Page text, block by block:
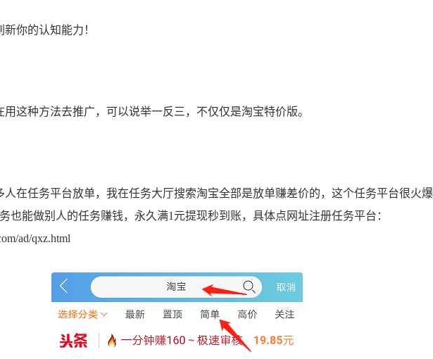
你的认知能力！
这种方法去推广，可以说举一反三，不仅仅是淘宝特价版。
在任务平台放单，我在任务大厅搜索淘宝全部是放单赚差价的，这个任务平台很火
也能做别人的任务赚钱，永久满1元提现秒到账，具体点网址注册任务平台：
ad/qxz.html